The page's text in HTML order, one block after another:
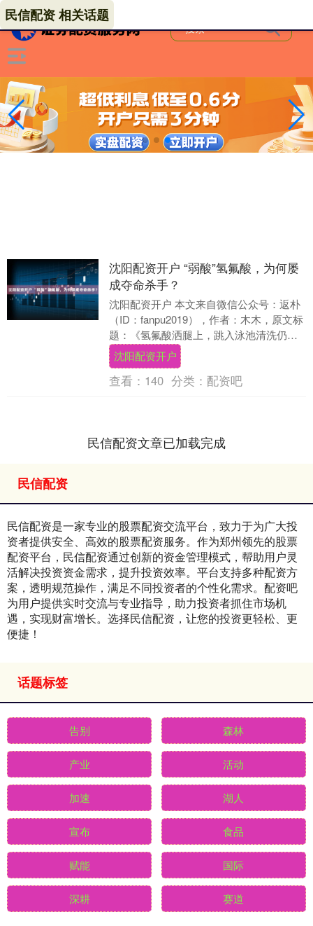
民信配资 相关话题
沈阳配资开户 “弱酸”氢氟酸，为何屡
成夺命杀手？
沈阳配资开户 本文来自微信公众号：返朴
（ID：fanpu2019），作者：木木，原文标
题：《氢氟酸洒腿上，跳入泳池清洗仍死
亡！这个"弱酸"曾让许多人丧命》，题....
沈阳配资开户
查看： 140 分类： 配资吧
民信配资文章已加载完成
民信配资
民信配资是一家专业的股票配资交流平台，致力于为广大投
资者提供安全、高效的股票配资服务。作为郑州领先的股票
配资平台，民信配资通过创新的资金管理模式，帮助用户灵
活解决投资资金需求，提升投资效率。平台支持多种配资方
案，透明规范操作，满足不同投资者的个性化需求。配资吧
为用户提供实时交流与专业指导，助力投资者抓住市场机
遇，实现财富增长。选择民信配资，让您的投资更轻松、更
便捷！
话题标签
告别 森林
产业 活动
加速 湖人
宣布 食品
赋能 国际
深耕 赛道